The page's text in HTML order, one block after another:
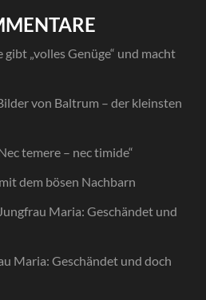
gibt „volles Genüge“ und macht
von Baltrum – der kleinsten
temere – nec timide“
dem bösen Nachbarn
Maria: Geschändet und
Maria: Geschändet und doch